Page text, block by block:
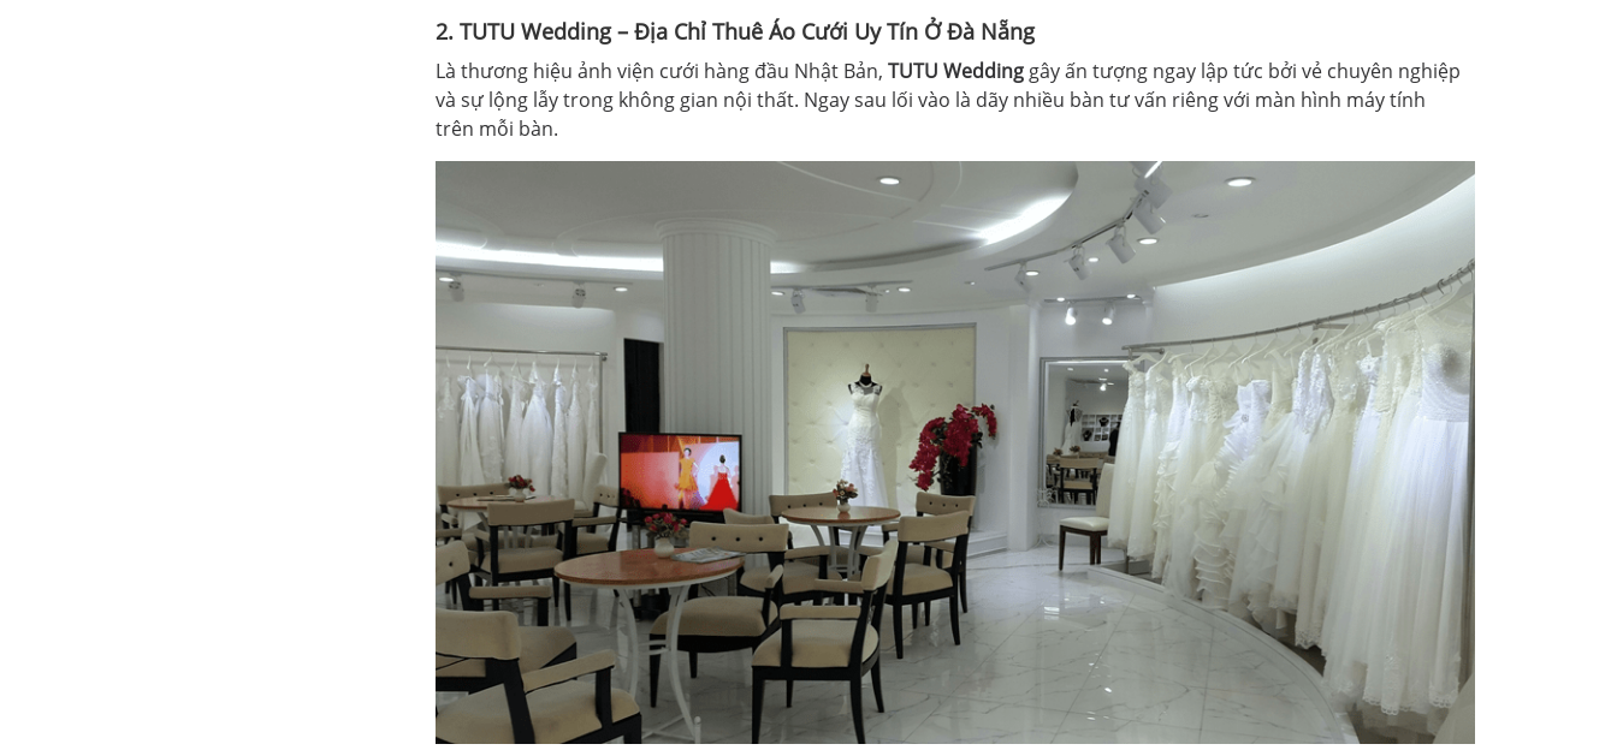
2. TUTU Wedding – Địa Chỉ Thuê Áo Cưới Uy Tín Ở Đà Nẵng
Là thương hiệu ảnh viện cưới hàng đầu Nhật Bản,TUTU Wedding gây ấn tượng ngay lập tức bởi vẻ chuyên nghiệp
và sự lộng lẫy trong không gian nội thất. Ngay sau lối vào là dãy nhiều bàn tư vấn riêng với màn hình máy tính
trên mỗi bàn.